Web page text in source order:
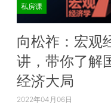
私房课
向松祚：宏观
讲，带你了解
经济大局
2022年04月06日